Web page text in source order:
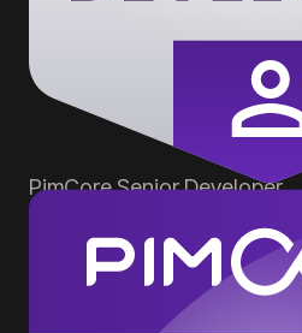
PimCoreSenior Developer